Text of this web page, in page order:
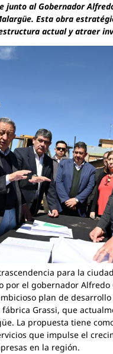
junto al Gobernador
Esta obra
actual y atraer
para la
por el gobernador
plan de
Grassi, que
La propuesta tiene
que impulse el
en la región.